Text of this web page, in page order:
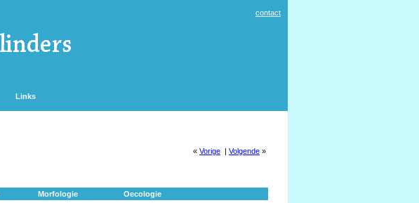
contact
Links
« Vorige | Volgende »
Morfologie Oecologie